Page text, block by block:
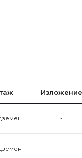
Изложение
-
-